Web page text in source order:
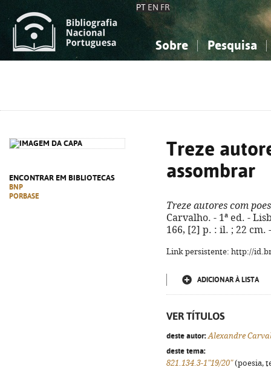
PT EN FR
Sobre Pesquisa
ENCONTRAR EM BIBLIOTECAS
BNP
PORBASE
Treze
assombrar
Treze autores com
Carvalho. - 1ª ed. -
166, [2] p. : il. ; 22 cm.
Link persistente: http://
ADICIONAR À LISTA
VER TÍTULOS
deste autor: Alexandre
deste tema:
821.134.3-1"19/20"(poesia,